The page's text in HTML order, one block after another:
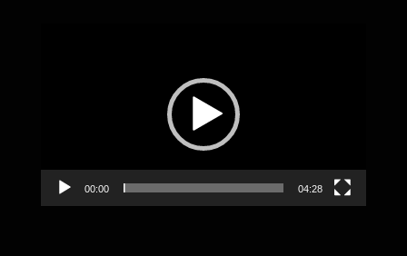
00:00 04:28